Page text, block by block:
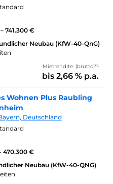
741.300 €
Neubau (KfW-40-QnG)
Mietrendite: (brutto)*¹
bis 2,66 % p.a.
Wohnen Plus Raubling
Deutschland
470.300 €
Neubau (KfW-40-QNG)